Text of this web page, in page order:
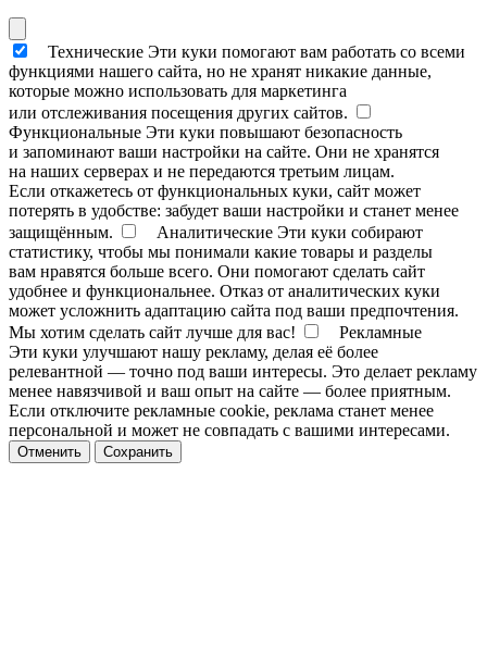
Технические Эти куки помогают вам работать со всеми
функциями нашего сайта, но не хранят никакие данные,
которые можно использовать для маркетинга
или отслеживания посещения других сайтов.
Функциональные Эти куки повышают безопасность
и запоминают ваши настройки на сайте. Они не хранятся
на наших серверах и не передаются третьим лицам.
Если откажетесь от функциональных куки, сайт может
потерять в удобстве: забудет ваши настройки и станет менее
защищённым.
Аналитические Эти куки собирают
статистику, чтобы мы понимали какие товары и разделы
вам нравятся больше всего. Они помогают сделать сайт
удобнее и функциональнее. Отказ от аналитических куки
может усложнить адаптацию сайта под ваши предпочтения.
Мы хотим сделать сайт лучше для вас!
Рекламные
Эти куки улучшают нашу рекламу, делая её более
релевантной — точно под ваши интересы. Это делает рекламу
менее навязчивой и ваш опыт на сайте — более приятным.
Если отключите рекламные cookie, реклама станет менее
персональной и может не совпадать с вашими интересами.
Отменить Сохранить